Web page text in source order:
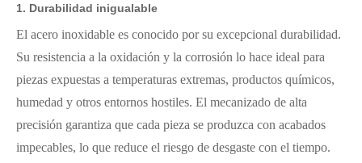
1. Durabilidad inigualable
El acero inoxidable es conocido por su excepcional durabilidad.
Su resistencia a la oxidación y la corrosión lo hace ideal para
piezas expuestas a temperaturas extremas, productos químicos,
humedad y otros entornos hostiles. El mecanizado de alta
precisión garantiza que cada pieza se produzca con acabados
impecables, lo que reduce el riesgo de desgaste con el tiempo.